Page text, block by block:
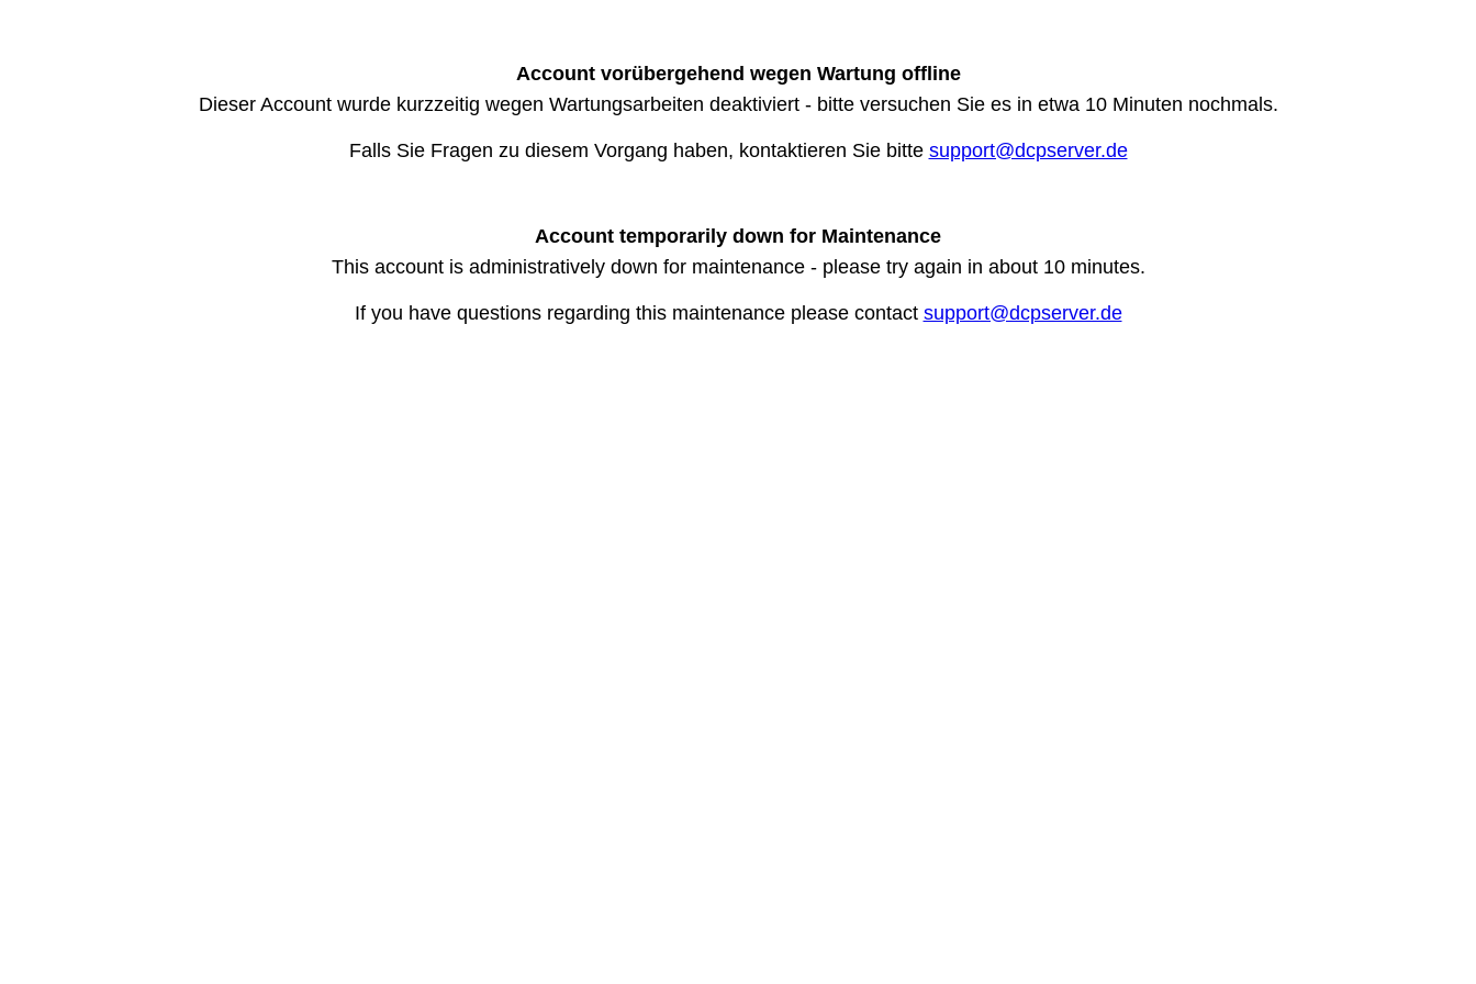
Account vorübergehend wegen Wartung offline
Dieser Account wurde kurzzeitig wegen Wartungsarbeiten deaktiviert - bitte versuchen Sie es in etwa 10 Minuten nochmals.
Falls Sie Fragen zu diesem Vorgang haben, kontaktieren Sie bitte support@dcpserver.de
Account temporarily down for Maintenance
This account is administratively down for maintenance - please try again in about 10 minutes.
If you have questions regarding this maintenance please contact support@dcpserver.de